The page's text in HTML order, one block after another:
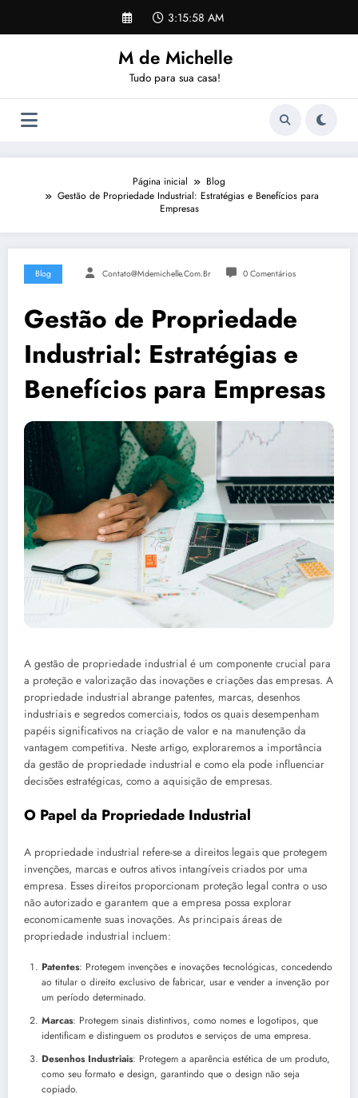
o
3:15:58 AM
M de Michelle
Tudo para sua casa!
Página inicial
Blog
Gestão de Propriedade Industrial: Estratégias e Benefícios para
Empresas
Blog Contato@mdemichelle.com.br 0 Comentários
Gestão de Propriedade
Industrial: Estratégias e
Benefícios para Empresas
A gestão de propriedade industrial é um componente crucial para
a proteção e valorização das inovações e criações das empresas. A
propriedade industrial abrange patentes, marcas, desenhos
industriais e segredos comerciais, todos os quais desempenham
papéis significativos na criação de valor e na manutenção da
vantagem competitiva. Neste artigo, exploraremos a importância
da gestão de propriedade industrial e como ela pode influenciar
decisões estratégicas, como a aquisição de empresas.
O Papel da Propriedade Industrial
A propriedade industrial refere-se a direitos legais que protegem
invenções, marcas e outros ativos intangíveis criados por uma
empresa. Esses direitos proporcionam proteção legal contra o uso
não autorizado e garantem que a empresa possa explorar
economicamente suas inovações. As principais áreas de
propriedade industrial incluem:
Patentes: Protegem invenções e inovações tecnológicas, concedendo
ao titular o direito exclusivo de fabricar, usar e vender a invenção por
um período determinado.
Marcas: Protegem sinais distintivos, como nomes e logotipos, que
identificam e distinguem os produtos e serviços de uma empresa.
Desenhos Industriais: Protegem a aparência estética de um produto,
como seu formato e design, garantindo que o design não seja
copiado.